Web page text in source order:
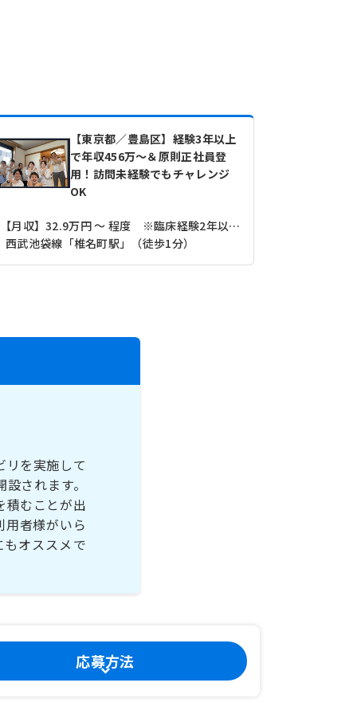
【東京都／豊島区】経験3年以上
で年収456万～＆原則正社員登
用！訪問未経験でもチャレンジ
OK
【月収】32.9万円 ～ 程度 ※臨床経験2年以上3年未満モデル
西武池袋線「椎名町駅」（徒歩1分）
リを実施して
されます。
積むことが出
用者様がいら
オススメで
応募方法